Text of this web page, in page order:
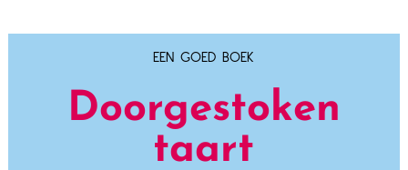
EEN GOED BOEK
Doorgestoken
taart